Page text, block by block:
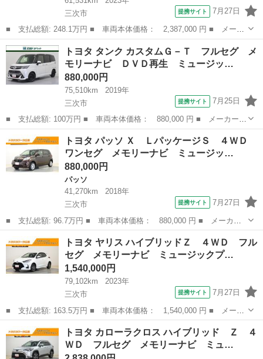
三次市
提携サイト 7月27日
■ 支払総額: 248.1万円 ■ 車両本体価格： 2,387,000 円 ■ メーカ
ー名： トヨタ ■ 車種名： シエンタ ■ グレード名： ハイブリ
ッドＧ フルセグ メモリーナビ ミュージックプレイヤー接続可
バックカ...
広島 三次市 シエンタ
トヨタ タンク カスタムＧ－Ｔ フルセグ メ
モリーナビ ＤＶＤ再生 ミュージッ…
880,000円
75,510km
2019年
三次市
提携サイト 7月25日
■ 支払総額: 100万円 ■ 車両本体価格： 880,000 円 ■ メーカー
名： トヨタ ■ 車種名： タンク ■ グレード名： カスタムＧ－
Ｔ フルセグ メモリーナビ ＤＶＤ再生 ミュージックプレイヤー
接続可 バック...
三次市 トヨタ
トヨタ パッソ Ｘ ＬパッケージＳ ４ＷＤ
ワンセグ メモリーナビ ミュージッ…
880,000円
パッソ
41,270km
2018年
三次市
提携サイト 7月27日
■ 支払総額: 96.7万円 ■ 車両本体価格： 880,000 円 ■ メーカー
名： トヨタ ■ 車種名： パッソ ■ グレード名： Ｘ Ｌパッケ
ージＳ ４ＷＤ ワンセグ メモリーナビ ミュージックプレイヤー
接続可 バッ...
三次市 パッソ
トヨタ ヤリス ハイブリッドＺ ４ＷＤ フル
セグ メモリーナビ ミュージックプ…
1,540,000円
79,102km
2023年
三次市
提携サイト 7月27日
■ 支払総額: 163.5万円 ■ 車両本体価格： 1,540,000 円 ■ メーカ
ー名： トヨタ ■ 車種名： ヤリス ■ グレード名： ハイブリッ
ドＺ ４ＷＤ フルセグ メモリーナビ ミュージックプレイヤー接
続可 バ...
三次市 トヨタ
トヨタ カローラクロス ハイブリッド Ｚ ４
ＷＤ フルセグ メモリーナビ ミュ…